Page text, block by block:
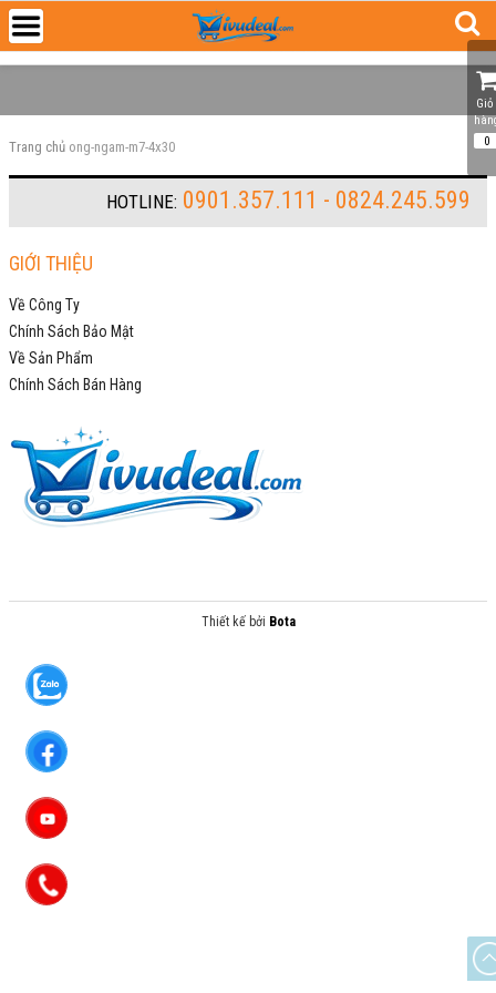
Trang chủ ong-ngam-m7-4x30
HOTLINE: 0901.357.111 - 0824.245.599
GIỚI THIỆU
Về Công Ty
Chính Sách Bảo Mật
Về Sản Phẩm
Chính Sách Bán Hàng
Thiết kế bởi Bota
Giỏ
0